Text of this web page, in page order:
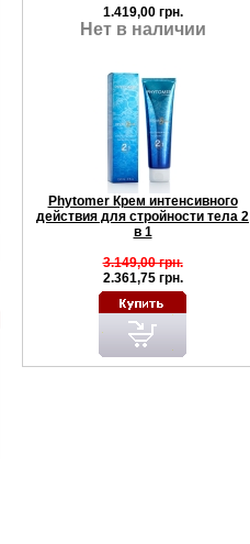
1.419,00 грн.
Нет в наличии
Phytomer Крем интенсивного
действия для стройности тела 2
в 1
3.149,00 грн.
2.361,75 грн.